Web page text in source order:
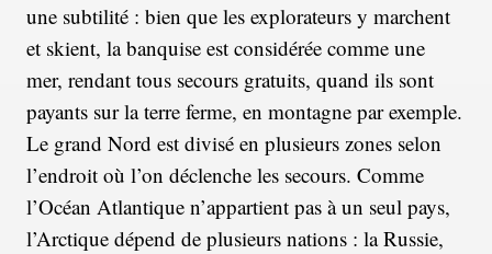
une subtilité : bien que les explorateurs y marchent
et skient, la banquise est considérée comme une
mer, rendant tous secours gratuits, quand ils sont
payants sur la terre ferme, en montagne par exemple.
Le grand Nord est divisé en plusieurs zones selon
l’endroit où l’on déclenche les secours. Comme
l’Océan Atlantique n’appartient pas à un seul pays,
l’Arctique dépend de plusieurs nations : la Russie,